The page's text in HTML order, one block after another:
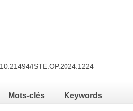
10.21494/ISTE.OP.2024.1224
Mots-clés Keywords